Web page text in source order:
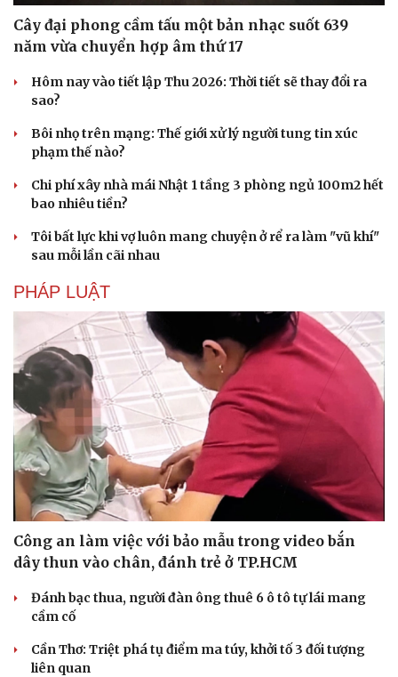
Cây đại phong cầm tấu một bản nhạc suốt 639
năm vừa chuyển hợp âm thứ 17
Hôm nay vào tiết lập Thu 2026: Thời tiết sẽ thay đổi ra
sao?
Bôi nhọ trên mạng: Thế giới xử lý người tung tin xúc
phạm thế nào?
Chi phí xây nhà mái Nhật 1 tầng 3 phòng ngủ 100m2 hết
bao nhiêu tiền?
Tôi bất lực khi vợ luôn mang chuyện ở rể ra làm "vũ khí"
sau mỗi lần cãi nhau
PHÁP LUẬT
Công an làm việc với bảo mẫu trong video bắn
dây thun vào chân, đánh trẻ ở TP.HCM
Đánh bạc thua, người đàn ông thuê 6 ô tô tự lái mang
cầm cố
Cần Thơ: Triệt phá tụ điểm ma túy, khởi tố 3 đối tượng
liên quan